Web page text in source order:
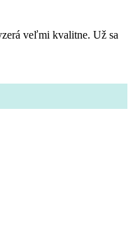
veľmi kvalitne. Už sa